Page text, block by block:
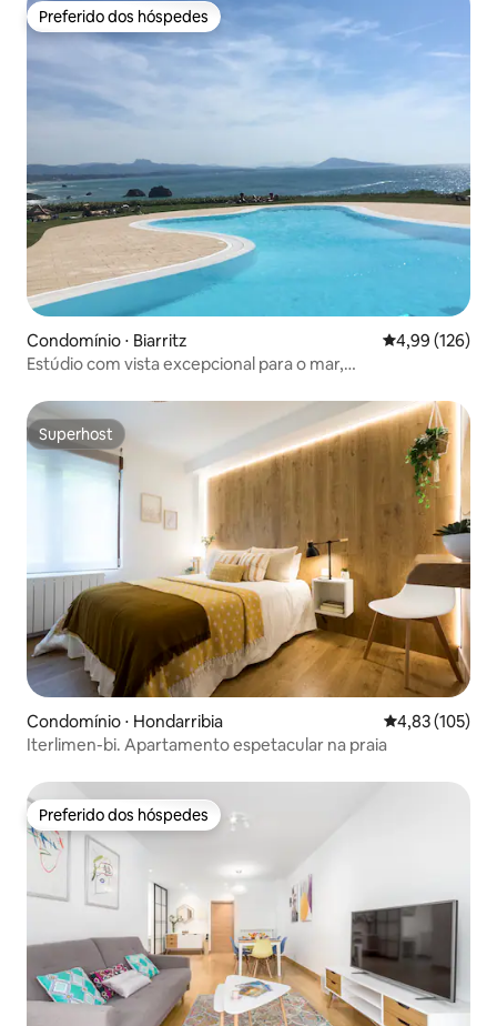
Preferido dos hóspedes
Preferido dos hóspedes
Condomínio ⋅ Biarritz 4,99 de uma
4,99 (126)
Estúdio com vista excepcional para o mar,
Superhost
Superhost
Condomínio ⋅ Hondarribia 4,83 de uma
4,83 (105)
Iterlimen-bi. Apartamento espetacular na praia
Preferido dos hóspedes
Preferido dos hóspedes